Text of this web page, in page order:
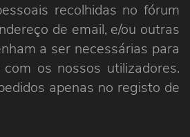
recolhidas no fórum
de email, e/ou outras
a ser necessárias para
os nossos utilizadores.
apenas no registo de